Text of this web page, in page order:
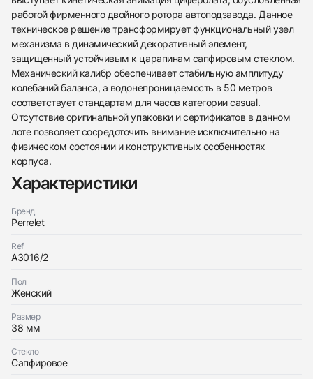
работой фирменного двойного ротора автоподзавода. Данное
техническое решение трансформирует функциональный узел
механизма в динамический декоративный элемент,
защищенный устойчивым к царапинам сапфировым стеклом.
Механический калибр обеспечивает стабильную амплитуду
колебаний баланса, а водонепроницаемость в 50 метров
соответствует стандартам для часов категории casual.
Отсутствие оригинальной упаковки и сертификатов в данном
лоте позволяет сосредоточить внимание исключительно на
физическом состоянии и конструктивных особенностях
корпуса.
Характеристики
Бренд
Perrelet
Ref
A3016/2
Пол
Женский
Размер
38 мм
Стекло
Сапфировое
Заказать эти часы
Оставьте ваши контактные данные и мы свяжемся
с вами
Perrelet
$6,400
Трейд-ин часов
Оставьте ваши контактные данные и мы свяжемся
с вами
Perrelet
Diamond Flower Ladies
Хорошее